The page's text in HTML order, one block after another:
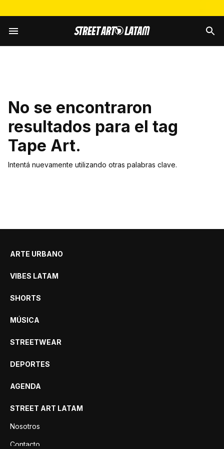
No se encontraron
resultados para el tag
Tape Art.
Intentá nuevamente utilizando otras palabras clave.
ARTE URBANO
VIBES LATAM
SHORTS
MÚSICA
STREETWEAR
DEPORTES
AGENDA
STREET ART LATAM
Nosotros
Contacto